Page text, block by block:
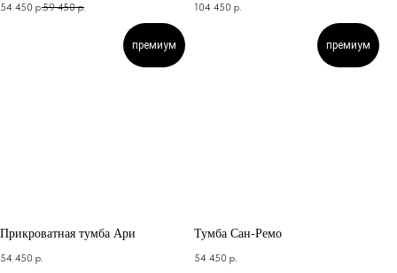
54 450 р.59 450 р. 104 450 р.
премиум
Прикроватная тумба Ари
54 450 р.
премиум
Тумба Сан-Ремо
54 450 р.